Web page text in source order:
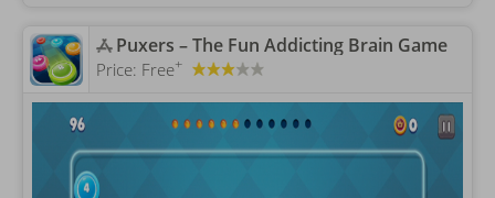
‎Puxers – The Fun Addicting Brain Game
Price: Free+